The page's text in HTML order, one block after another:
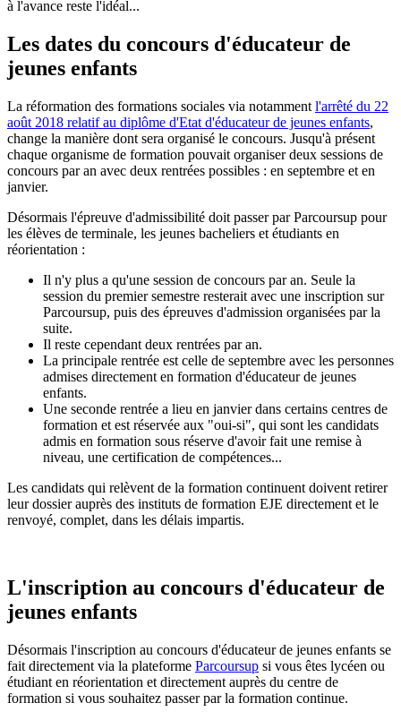
à l'avance reste l'idéal...
Les dates du concours d'éducateur de
jeunes enfants
La réformation des formations sociales via notamment l'arrêté du 22
août 2018 relatif au diplôme d'Etat d'éducateur de jeunes enfants,
change la manière dont sera organisé le concours. Jusqu'à présent
chaque organisme de formation pouvait organiser deux sessions de
concours par an avec deux rentrées possibles : en septembre et en
janvier.
Désormais l'épreuve d'admissibilité doit passer par Parcoursup pour
les élèves de terminale, les jeunes bacheliers et étudiants en
réorientation :
Il n'y plus a qu'une session de concours par an. Seule la
session du premier semestre resterait avec une inscription sur
Parcoursup, puis des épreuves d'admission organisées par la
suite.
Il reste cependant deux rentrées par an.
La principale rentrée est celle de septembre avec les personnes
admises directement en formation d'éducateur de jeunes
enfants.
Une seconde rentrée a lieu en janvier dans certains centres de
formation et est réservée aux "oui-si", qui sont les candidats
admis en formation sous réserve d'avoir fait une remise à
niveau, une certification de compétences...
Les candidats qui relèvent de la formation continuent doivent retirer
leur dossier auprès des instituts de formation EJE directement et le
renvoyé, complet, dans les délais impartis.
L'inscription au concours d'éducateur de
jeunes enfants
Désormais l'inscription au concours d'éducateur de jeunes enfants se
fait directement via la plateforme Parcoursup si vous êtes lycéen ou
étudiant en réorientation et directement auprès du centre de
formation si vous souhaitez passer par la formation continue.